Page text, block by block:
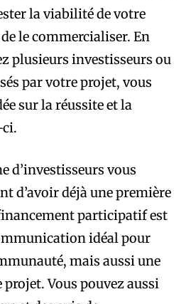
la viabilité de votre
le commercialiser. En
plusieurs investisseurs ou
par votre projet, vous
sur la réussite et la
d’investisseurs vous
d’avoir déjà une première
participatif est
idéal pour
mais aussi une
Vous pouvez aussi